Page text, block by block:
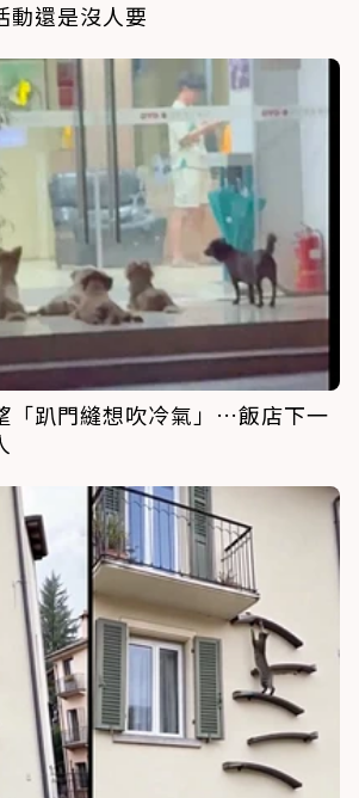
動還是沒人要
「趴門縫想吹冷氣」…飯店下一